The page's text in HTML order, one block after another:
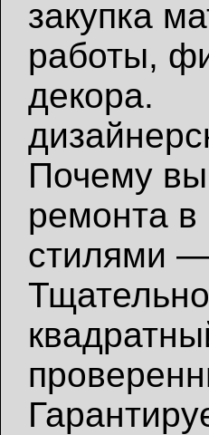
закупка
работы,
декора.
Почему
ремонта
стилями —